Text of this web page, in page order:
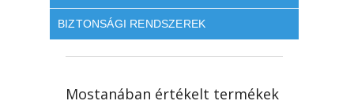
BIZTONSÁGI RENDSZEREK
Mostanában értékelt termékek